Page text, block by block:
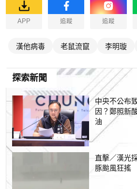
APP 追蹤 追蹤
漢他病毒 老鼠流竄 李明璇
探索新聞
中央不公布
因？鄭照新
油
直擊／漢光
豚颱風狂搖